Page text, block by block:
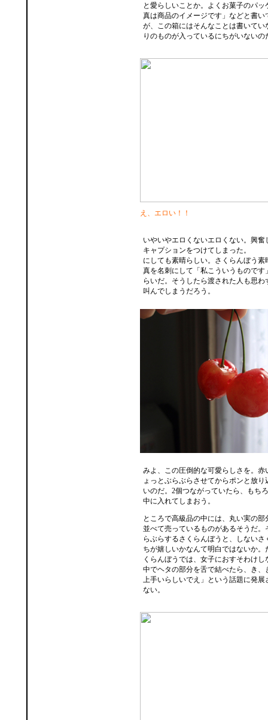
と愛らしいことか。よくお菓子のパッ
真は商品のイメージです」などと書い
が、この箱にはそんなことは書いてい
りのものが入っているにちがいないの
え、エロい！！
いやいやエロくないエロくない。興奮
キャプションをつけてしまった。
にしても素晴らしい。さくらんぼう素
真を名刺にして「私こういうものです
らいだ。そうしたら渡された人も思わ
叫んでしまうだろう。
みよ、この圧倒的な可愛らしさを。赤
ょっとぶらぶらさせてからポンと放り
いのだ。2個つながっていたら、もち
中に入れてしまおう。
ところで高級品の中には、丸い実の部
並べて売っているものがあるそうだ。
らぶらするさくらんぼうと、しないさ
ちが嬉しいかなんて明白ではないか。
くらんぼうでは、女子におすそわけし
中でヘタの部分を舌で結べたら、き
上手いらしいでえ」という話題に発展
ない。